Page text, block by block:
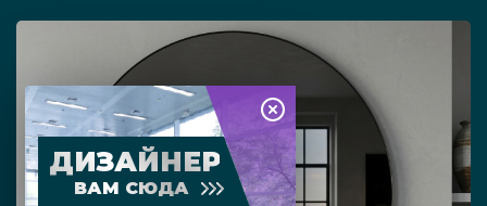
ДИЗАЙНЕР
ВАМ СЮДА